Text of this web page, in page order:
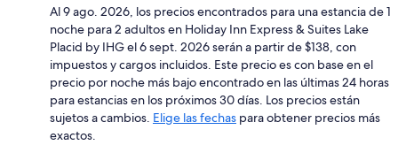
Al 9 ago. 2026, los precios encontrados para una estancia de 1
noche para 2 adultos en Holiday Inn Express & Suites Lake
Placid by IHG el 6 sept. 2026 serán a partir de $138, con
impuestos y cargos incluidos. Este precio es con base en el
precio por noche más bajo encontrado en las últimas 24 horas
para estancias en los próximos 30 días. Los precios están
sujetos a cambios. Elige las fechas para obtener precios más
exactos.